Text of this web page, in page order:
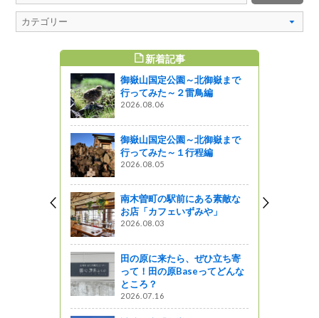
新着記事
御嶽山国定公園～北御嶽まで
行ってみた～２雷鳥編
2026.08.06
御嶽山国定公園～北御嶽まで
行ってみた～１行程編
2026.08.05
南木曽町の駅前にある素敵な
お店「カフェいずみや」
2026.08.03
田の原に来たら、ぜひ立ち寄
って！田の原Baseってどんな
ところ？
2026.07.16